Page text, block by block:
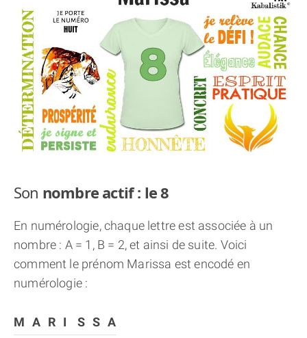
Son nombre actif : le 8
En numérologie, chaque lettre est associée à un
nombre : A = 1, B = 2, et ainsi de suite. Voici
comment le prénom Marissa est encodé en
numérologie :
M A R I S S A
APPRENDRE LA NUMÉROLOGIE
EXPLORER LA NUMÉROLOGIE
70.000 PRÉNOMS